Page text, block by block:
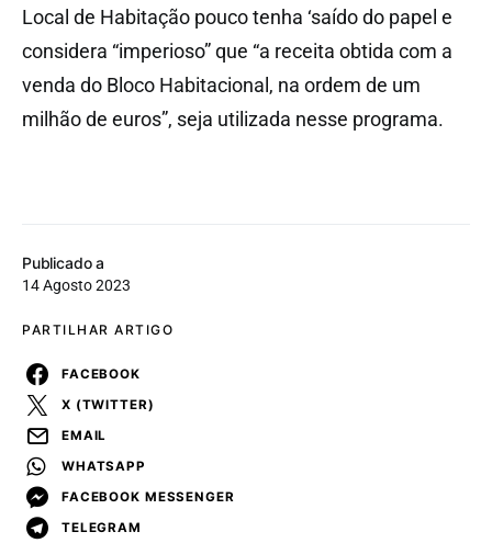
Publicado a
14 Agosto 2023
PARTILHAR ARTIGO
FACEBOOK
X (TWITTER)
EMAIL
WHATSAPP
FACEBOOK MESSENGER
TELEGRAM
Local de Habitação pouco tenha ‘saído do papel e
considera “imperioso” que “a receita obtida com a
venda do Bloco Habitacional, na ordem de um
milhão de euros”, seja utilizada nesse programa.